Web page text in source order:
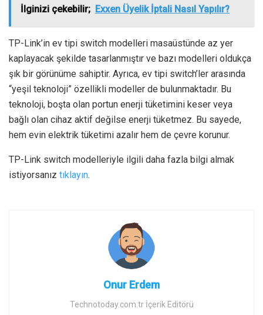
İlginizi çekebilir; Exxen Üyelik İptali Nasıl Yapılır?
TP-Link’in ev tipi switch modelleri masaüstünde az yer
kaplayacak şekilde tasarlanmıştır ve bazı modelleri oldukça
şık bir görünüme sahiptir. Ayrıca, ev tipi switch’ler arasında
“yeşil teknoloji” özellikli modeller de bulunmaktadır. Bu
teknoloji, boşta olan portun enerji tüketimini keser veya
bağlı olan cihaz aktif değilse enerji tüketmez. Bu sayede,
hem evin elektrik tüketimi azalır hem de çevre korunur.
TP-Link switch modelleriyle ilgili daha fazla bilgi almak
istiyorsanız tıklayın.
Onur Erdem
Technotoday.com.tr İçerik Editörü